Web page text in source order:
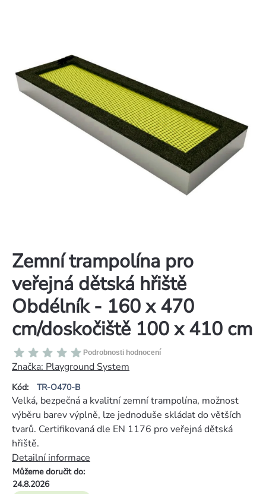
Zemní trampolína pro
veřejná dětská hřiště
Obdélník - 160 x 470
cm/doskočiště 100 x 410 cm
Kód: TR-O470-B
Průměrné
hodnocení
produktu
je
0,0
z
5
hvězdiček.
Podrobnosti hodnocení
Značka: Playground System
Můžeme doručit do:
24.8.2026
Velká, bezpečná a kvalitní zemní trampolína, možnost
výběru barev výplně, lze jednoduše skládat do větších
tvarů. Certifikovaná dle EN 1176 pro veřejná dětská
hřiště.
Detailní informace